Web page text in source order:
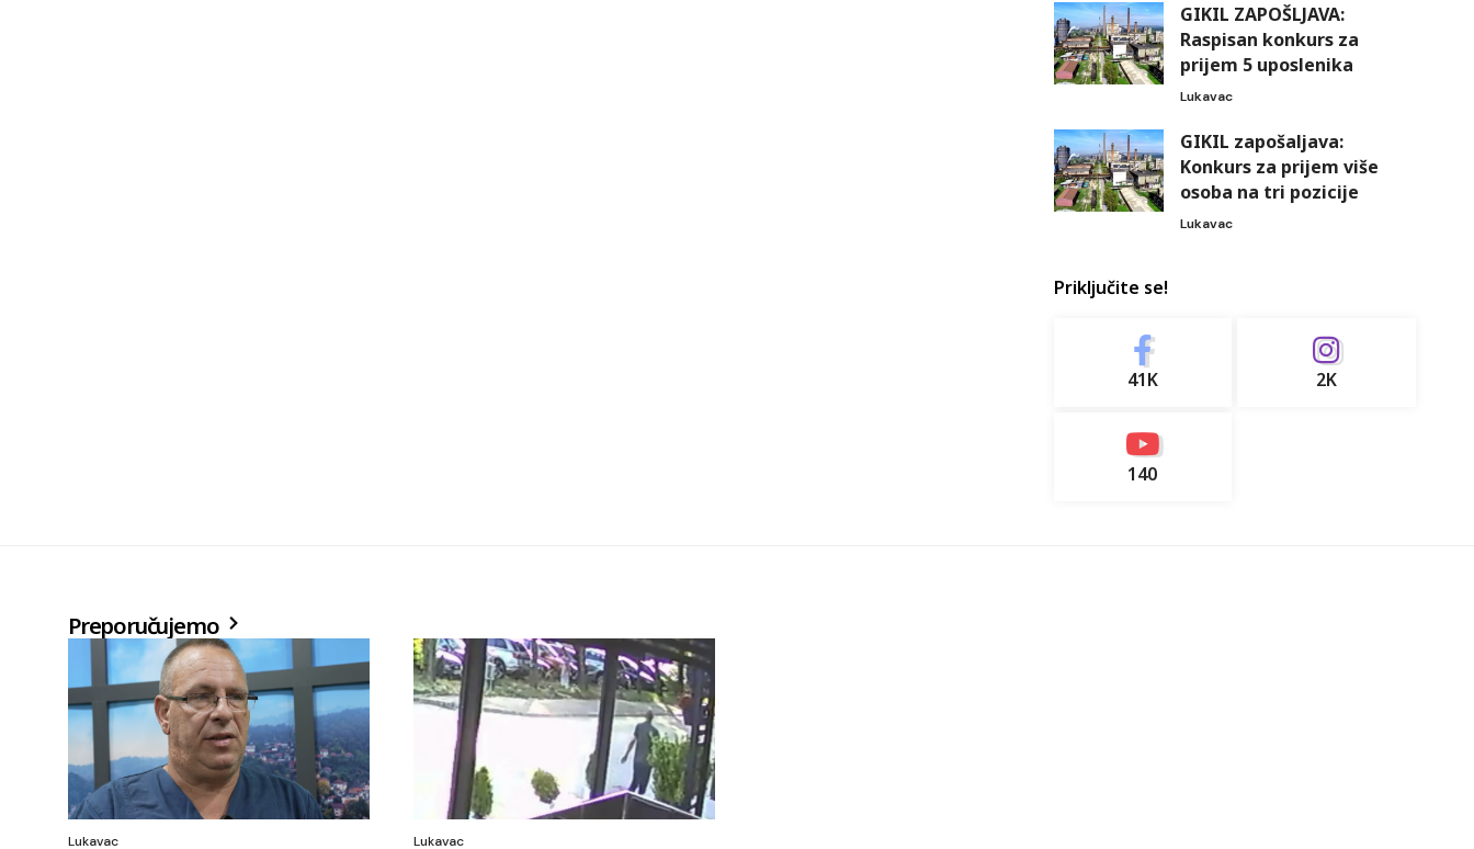
GIKIL ZAPOŠLJAVA:
Raspisan konkurs za
prijem 5 uposlenika
Lukavac
GIKIL zapošaljava:
Konkurs za prijem više
osoba na tri pozicije
Lukavac
Priključite se!
41K 2K
140
Preporučujemo
Lukavac Lukavac